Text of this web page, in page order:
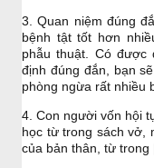
3. Quan niệm đúng
bệnh tật tốt hơn
phẫu thuật. Có được
định đúng đắn, bạn
phòng ngừa rất nhiều
4. Con người vốn hội
học từ trong sách vở,
của bản thân, từ trong